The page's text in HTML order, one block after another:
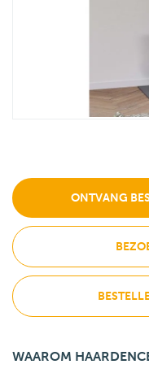
ONTVANG
WAAROM